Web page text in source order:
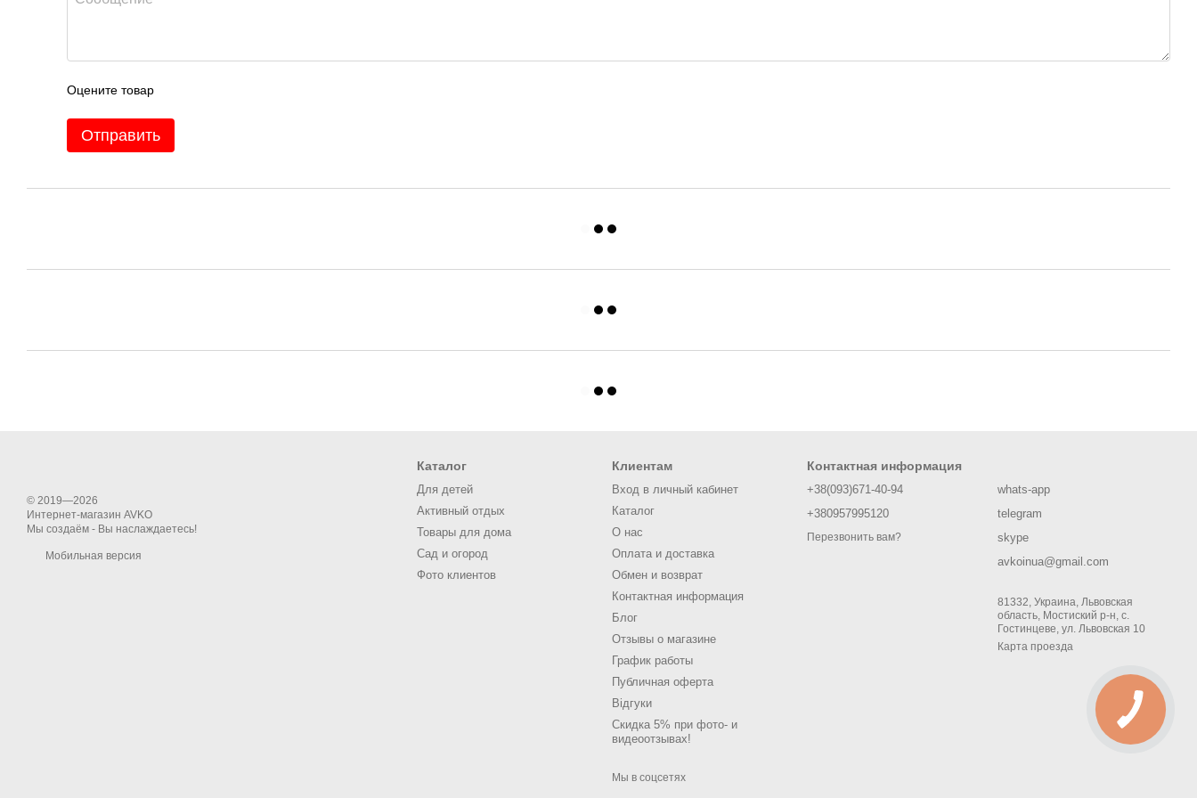
Оцените товар
Отправить
© 2019—2026
Интернет-магазин AVKO
Мы создаём - Вы наслаждаетесь!
Мобильная версия
Каталог
Для детей
Активный отдых
Товары для дома
Сад и огород
Фото клиентов
Клиентам
Вход в личный кабинет
Каталог
О нас
Оплата и доставка
Обмен и возврат
Контактная информация
Блог
Отзывы о магазине
График работы
Публичная оферта
Відгуки
Скидка 5% при фото- и
видеоотзывах!
Мы в соцсетях
Контактная информация
+38(093)671-40-94
+380957995120
Перезвонить вам?
whats-app
telegram
skype
avkoinua@gmail.com
81332, Украина, Львовская
область, Мостиский р-н, с.
Гостинцеве, ул. Львовская 10
Карта проезда